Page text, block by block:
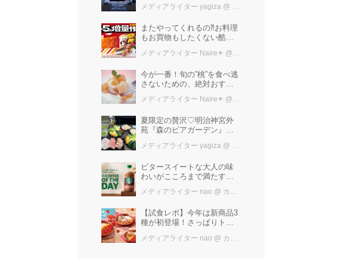
極上ご褒美ステイ
メディアライター yagiza @ カワコレメディア編集部
またやってくれるの⁈お料理
もお買物もしたくない酷暑
けば増量中！！
メディアライター Naire✴︎ @ カワコレメディア編集部
今が一番！旬の”桃”を食べ逃
さないための、絶対おすす
メディアライター Naire✴︎ @ カワコレメディア編集部
夏限定の贅沢♡明治神宮外
苑『森のビアガーデン』で
め」を堪能しよう
メディアライター yagiza @ カワコレメディア編集部
ビタースイートな大人の味
わいがこころまで満たす
COFFEE OF THE DAY カフ
メディアライター nao @ カワコレメディア編集部
【試食レポ】今年は新商品3
種が初登場！さっぱりトマ
びっくりドンキーの「トマ
メディアライター nao @ カワコレメディア編集部